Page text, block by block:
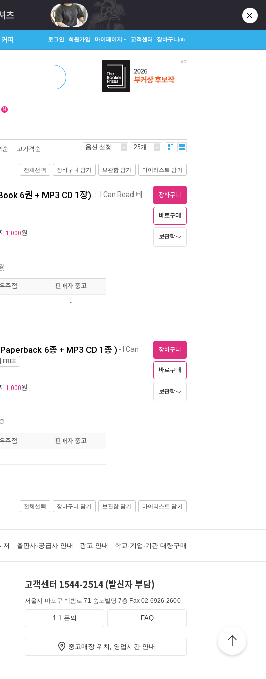
커피 로그인 회원가입 마이페이지 고객센터 장바구니(0)
N
순 고가격순 옵션 설정 25개
전체선택 장바구니 담기 보관함 담기 마이리스트 담기
6권 + MP3 CD 1장) I Can Read 테
1,000원
장바구니
바로구매
보관함
주점 판매자 중고
-
6종 + MP3 CD 1종 ) - I Can
FREE
1,000원
장바구니
바로구매
보관함
주점 판매자 중고
-
전체선택 장바구니 담기 보관함 담기 마이리스트 담기
저 출판사·공급사 안내 광고 안내 학교·기업·기관 대량구매
고객센터 1544-2514 (발신자 부담)
서울시 마포구 백범로 71 숨도빌딩 7층 Fax 02-6926-2600
1:1 문의 FAQ
중고매장 위치, 영업시간 안내